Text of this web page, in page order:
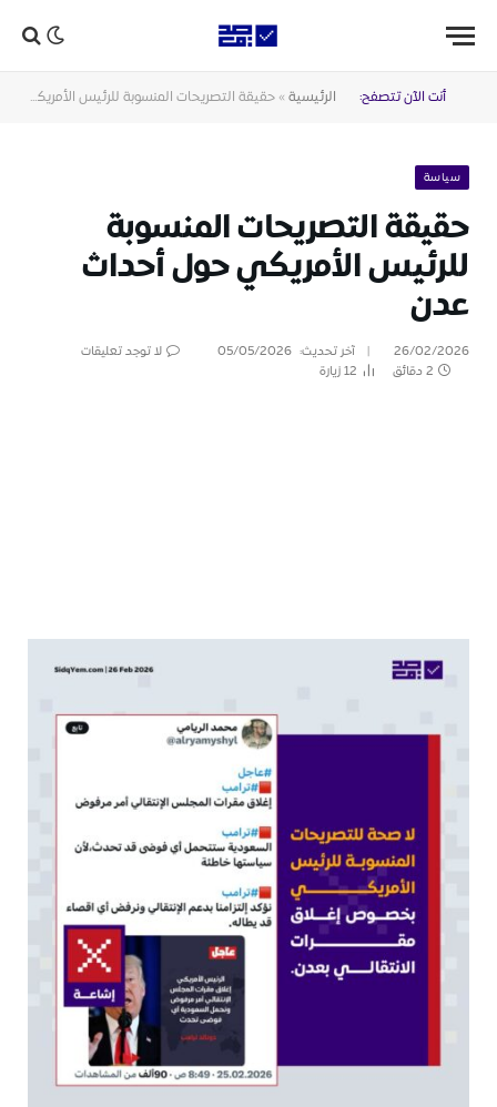
أنت الآن تتصفح: الرئيسية » حقيقة التصريحات المنسوبة للرئيس الأمريكي حول أحداث عدن
سياسة
حقيقة التصريحات المنسوبة
للرئيس الأمريكي حول أحداث
عدن
26/02/2026 آخر تحديث: 05/05/2026
لا توجد تعليقات
2 دقائق
12زيارة